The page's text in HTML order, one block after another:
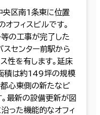
央区南1条東に位置
フィスビルです。
の工事が完了した
センター前駅から
性を有します。延床
積は約149坪の規模
都心東側の新たなビ
最新の設備更新が図
った機能的なオフィ